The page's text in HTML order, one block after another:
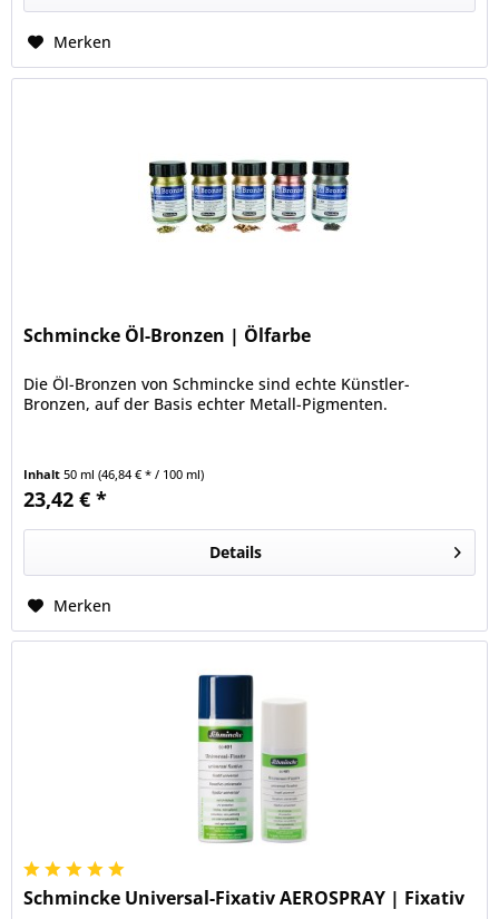
Merken
Schmincke Öl-Bronzen | Ölfarbe
Die Öl-Bronzen von Schmincke sind echte Künstler-
Bronzen, auf der Basis echter Metall-Pigmenten.
Inhalt50 ml(46,84 € * / 100 ml)
23,42 € *
Details
Merken
Schmincke Universal-Fixativ AEROSPRAY | Fixativ